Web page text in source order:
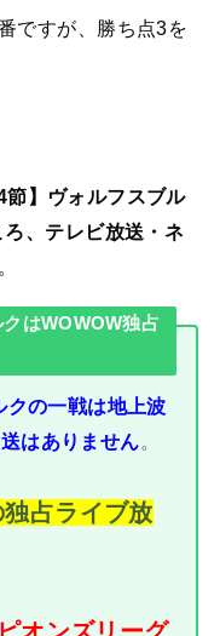
ですが、勝ち点3を
節】ヴォルフスブル
、テレビ放送・ネ
はWOWOW独占
クの一戦は地上波
はありません
占ライブ放